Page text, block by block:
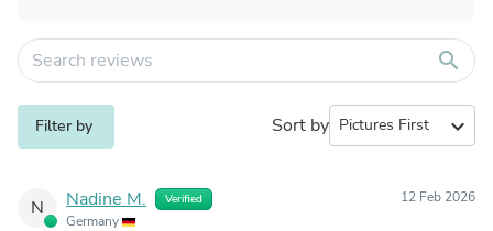
search
Filter by Sort by expand_more
N Nadine M. Verified
Germany
12 Feb 2026